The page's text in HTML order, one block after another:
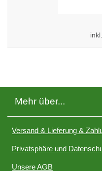
Mehr über...
Versand & Lieferung &
Privatsphäre und
Unsere AGB